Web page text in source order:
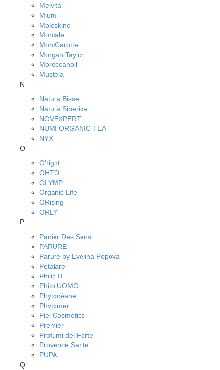
Melvita
Mium
Moleskine
Montale
MontCarotte
Morgan Taylor
Moroccanoil
Mustela
N
Natura Bisse
Natura Siberica
NOVEXPERT
NUMI ORGANIC TEA
NYX
O
O'right
OHTO
OLYMP
Organic Life
ORising
ORLY
P
Panier Des Sens
PARURE
Parure by Evelina Popova
Petalare
Philip B
Phito UOMO
Phytocéane
Phytomer
Piel Cosmetics
Premier
Profumi del Forte
Provence Sante
PUPA
Q